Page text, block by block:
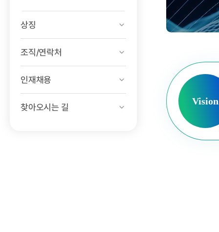
상징
조직/연락처
인재채용
찾아오시는 길
Vision